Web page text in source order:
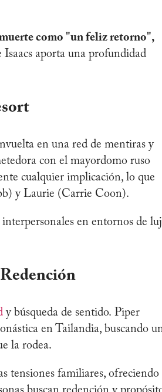
como "un feliz retorno",
aporta una profundidad
en una red de mentiras y
con el mayordomo ruso
cualquier implicación, lo que
y Laurie (Carrie Coon).
en entornos de
y búsqueda de sentido. Piper
en Tailandia, buscando
la rodea.
tensiones familiares, ofreciendo